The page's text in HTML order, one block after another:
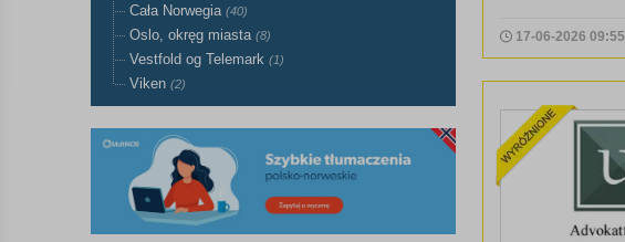
Cała Norwegia (40)
Oslo, okręg miasta (8)
Vestfold og Telemark (1)
Viken (2)
17-06-2026 09:55